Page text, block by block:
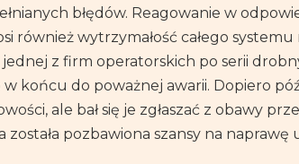
błędów. Reagowanie w
również wytrzymałość całego systemu
z firm operatorskich po serii
w końcu do poważnej awarii. Dopiero
ale bał się je zgłaszać z obawy
pozbawiona szansy na